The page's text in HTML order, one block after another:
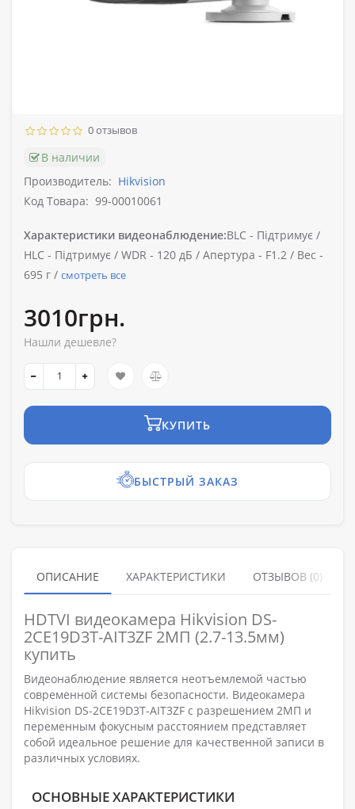
0 отзывов
В наличии
Производитель: Hikvision
Код Товара: 99-00010061
Характеристики видеонаблюдение:BLC - Підтримує /
HLC - Підтримує / WDR - 120 дБ / Апертура - F1.2 / Вес -
695 г / смотреть все
3010грн.
Нашли дешевле?
КУПИТЬ
БЫСТРЫЙ ЗАКАЗ
ОПИСАНИЕ ХАРАКТЕРИСТИКИ ОТЗЫВОВ (0)
HDTVI видеокамера Hikvision DS-
2CE19D3T-AIT3ZF 2МП (2.7-13.5мм)
купить
Видеонаблюдение является неотъемлемой частью
современной системы безопасности. Видеокамера
Hikvision DS-2CE19D3T-AIT3ZF с разрешением 2МП и
переменным фокусным расстоянием представляет
собой идеальное решение для качественной записи в
различных условиях.
ОСНОВНЫЕ ХАРАКТЕРИСТИКИ